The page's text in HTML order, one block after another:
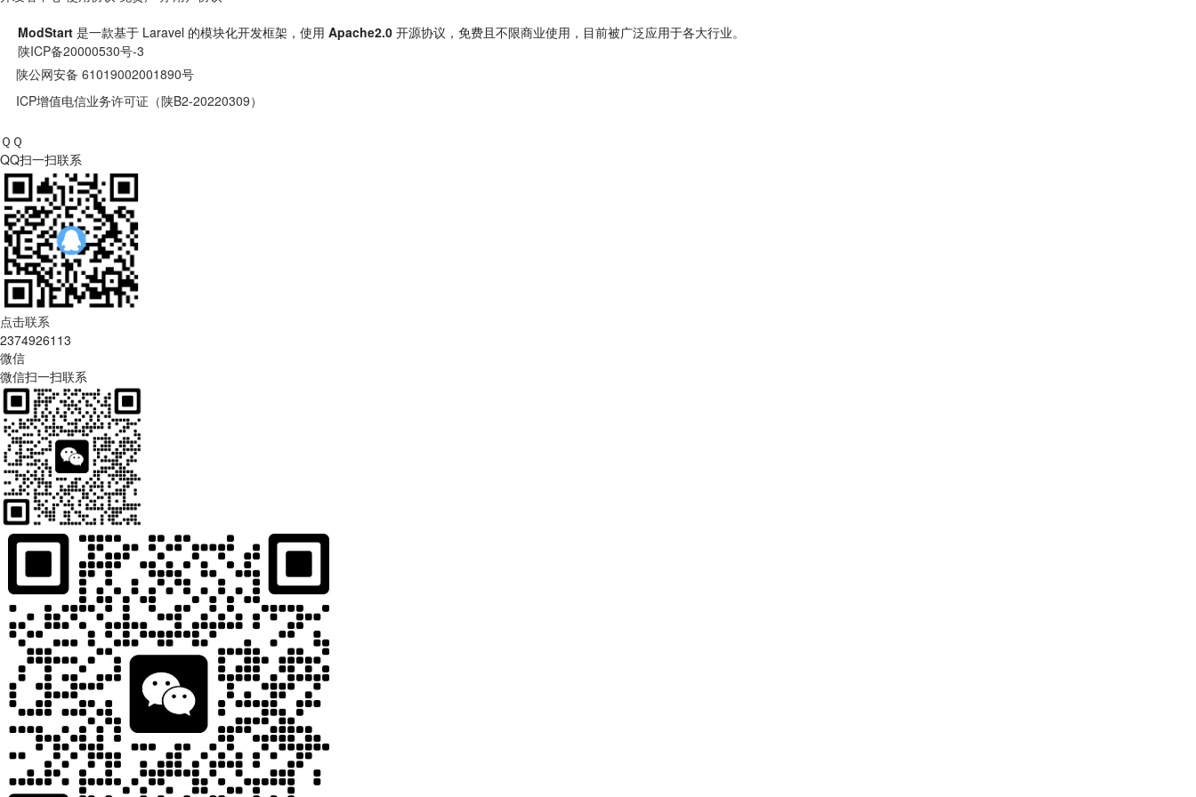
ModStart 是一款基于 Laravel 的模块化开发框架，使用 Apache2.0 开源协议，免费且不限商业使用，目前被广泛应用于各大行业。
陕ICP备20000530号-3
陕公网安备 61019002001890号
ICP增值电信业务许可证（陕B2-20220309）
ＱＱ
QQ扫一扫联系
点击联系
2374926113
微信
微信扫一扫联系